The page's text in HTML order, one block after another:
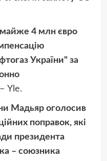
майже 4 млн євро
України" за
Yle.
Мадьяр оголосив
поправок, які
президента
– союзника